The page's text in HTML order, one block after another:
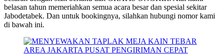
belasan tahun memeriahkan semua acara besar dan spesial sekitar
Jabodetabek. Dan untuk bookingnya, silahkan hubungi nomor kami
di bawah ini.